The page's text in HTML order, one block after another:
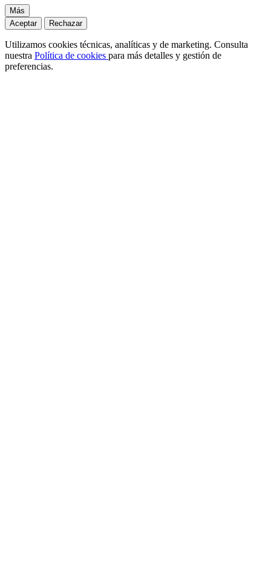
Más
Aceptar
Rechazar
Utilizamos cookies técnicas, analíticas y de marketing. Consulta
nuestra Política de cookies para más detalles y gestión de
preferencias.